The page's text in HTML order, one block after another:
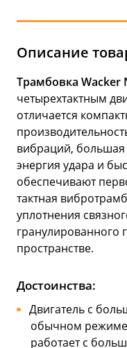
Описание
Трамбовка Wacker
четырехтактным
отличается
вибраций,
энергия удара и
обеспечивают
тактная
уплотнения
гранулированного
пространстве.
Достоинства:
Двигатель с
обычном режиме
работает с